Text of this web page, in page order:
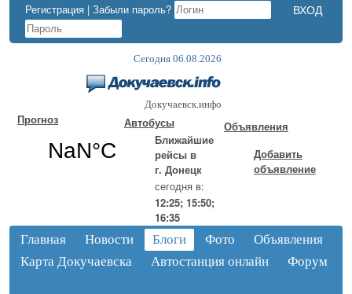
Регистрация | Забыли пароль?
Сегодня 06.08.2026
Докучаевск.инфо
Прогноз
Автобусы
Ближайшие
рейсы в
г. Донецк
сегодня в:
12:25; 15:50;
16:35
Объявления
Добавить
объявление
Главная Новости Блоги Фото
Объявления
Карта Докучаевска
Автостанция онлайн Форум